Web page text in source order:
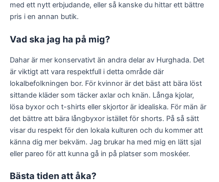
med ett nytt erbjudande, eller så kanske du hittar ett bättre
pris i en annan butik.
Vad ska jag ha på mig?
Dahar är mer konservativt än andra delar av Hurghada. Det
är viktigt att vara respektfull i detta område där
lokalbefolkningen bor. För kvinnor är det bäst att bära löst
sittande kläder som täcker axlar och knän. Långa kjolar,
lösa byxor och t-shirts eller skjortor är idealiska. För män är
det bättre att bära långbyxor istället för shorts. På så sätt
visar du respekt för den lokala kulturen och du kommer att
känna dig mer bekväm. Jag brukar ha med mig en lätt sjal
eller pareo för att kunna gå in på platser som moskéer.
Bästa tiden att åka?